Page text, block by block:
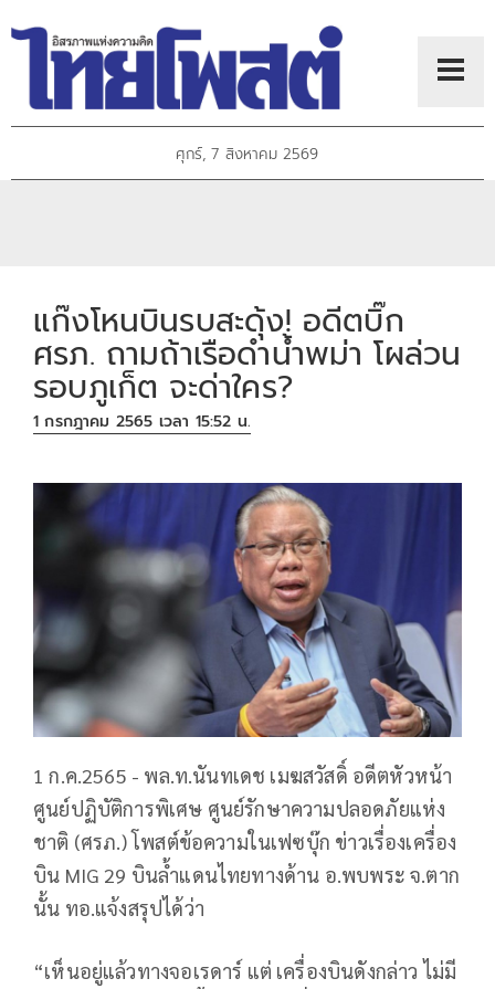
ศุกร์, 7 สิงหาคม 2569
แก๊งโหนบินรบสะดุ้ง! อดีตบิ๊ก
ศรภ. ถามถ้าเรือดำน้ำพม่า โผล่วน
รอบภูเก็ต จะด่าใคร?
1 กรกฎาคม 2565 เวลา 15:52 น.
1 ก.ค.2565 - พล.ท.นันทเดช เมฆสวัสดิ์ อดีตหัวหน้า
ศูนย์ปฏิบัติการพิเศษ ศูนย์รักษาความปลอดภัยแห่ง
ชาติ (ศรภ.) โพสต์ข้อความในเฟซบุ๊ก ข่าวเรื่องเครื่อง
บิน MIG 29 บินล้ำแดนไทยทางด้าน อ.พบพระ จ.ตาก
นั้น ทอ.แจ้งสรุปได้ว่า
“เห็นอยู่แล้วทางจอเรดาร์ แต่ เครื่องบินดังกล่าว ไม่มี